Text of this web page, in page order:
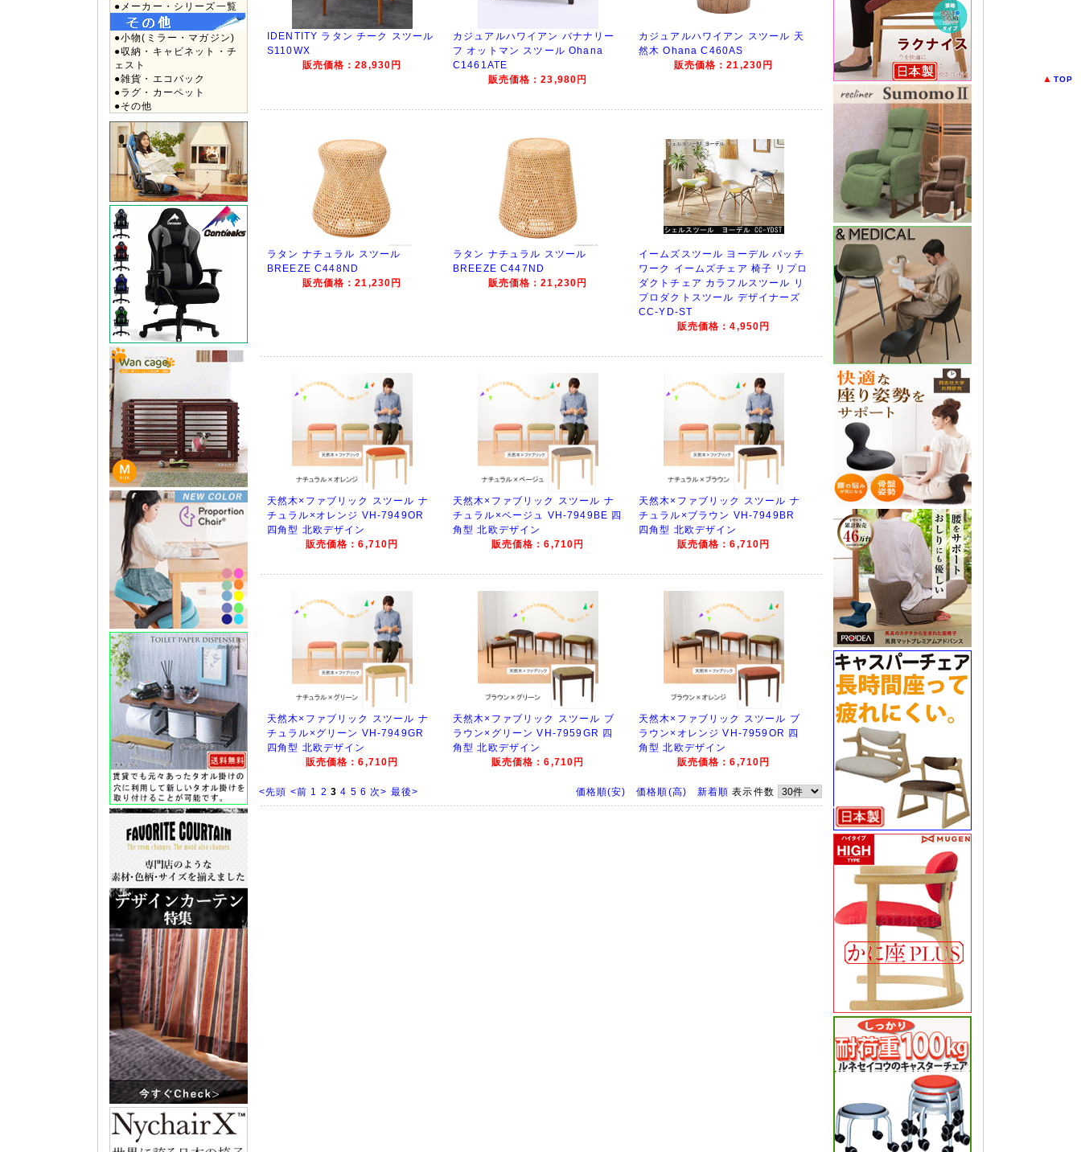
●メーカー・シリーズ一覧
●小物(ミラー・マガジン)
●収納・キャビネット・チ
ェスト
●雑貨・エコバック
●ラグ・カーペット
●その他
IDENTITY ラタン チーク スツール
S110WX
販売価格：28,930円
カジュアルハワイアン バナナリー
フ オットマン スツール Ohana
C1461ATE
販売価格：23,980円
カジュアルハワイアン スツール 天
然木 Ohana C460AS
販売価格：21,230円
ラタン ナチュラル スツール
BREEZE C448ND
販売価格：21,230円
ラタン ナチュラル スツール
BREEZE C447ND
販売価格：21,230円
イームズスツール ヨーデル パッチ
ワーク イームズチェア 椅子 リプロ
ダクトチェア カラフルスツール リ
プロダクトスツール デザイナーズ
CC-YD-ST
販売価格：4,950円
天然木×ファブリック スツール ナ
チュラル×オレンジ VH-7949OR
四角型 北欧デザイン
販売価格：6,710円
天然木×ファブリック スツール ナ
チュラル×ベージュ VH-7949BE 四
角型 北欧デザイン
販売価格：6,710円
天然木×ファブリック スツール ナ
チュラル×ブラウン VH-7949BR
四角型 北欧デザイン
販売価格：6,710円
天然木×ファブリック スツール ナ
チュラル×グリーン VH-7949GR
四角型 北欧デザイン
販売価格：6,710円
天然木×ファブリック スツール ブ
ラウン×グリーン VH-7959GR 四
角型 北欧デザイン
販売価格：6,710円
天然木×ファブリック スツール ブ
ラウン×オレンジ VH-7959OR 四
角型 北欧デザイン
販売価格：6,710円
価格順(安) 価格順(高) 新着順 表示件数
<先頭 <前 1 2 3 4 5 6 次> 最後>
▲ TOP